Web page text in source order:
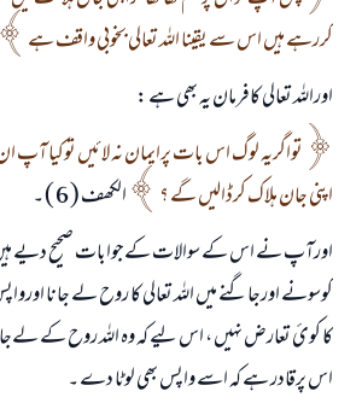
کررہے ہیں اس سے یقینا اللہ تعالی بخوبی واقف ہے
اوراللہ تعالی کافرمان یہ بھی ہے :
تواگریہ لوگ اس بات پرایمان نہ لائيں توکیا آپ
اپنی جان ہلاک کرڈالیں گے ؟
الکھف ( 6 ) ۔
اورآپ نے اس کے سوالات کےجوابات صحیح دیے ہیں
کوسونے اورجاگنے میں اللہ تعالی کا روح لے جانا
کا کوئ تعارض نہیں ، اس لیے کہ وہ اللہ روح کے
اس پرقادر ہے کہ اسے واپس بھی لوٹا دے ۔